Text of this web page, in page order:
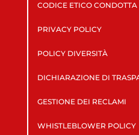
CODICE ETICO CONDOTTA
PRIVACY POLICY
POLICY DIVERSITÀ
DICHIARAZIONE DI
GESTIONE DEI RECLAMI
WHISTLEBLOWER POLICY